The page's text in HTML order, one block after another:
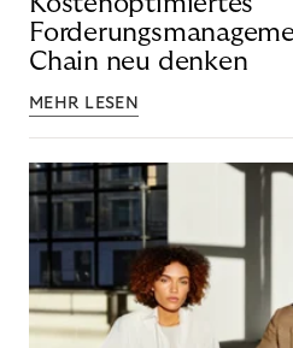
Chain neu denken
MEHR LESEN